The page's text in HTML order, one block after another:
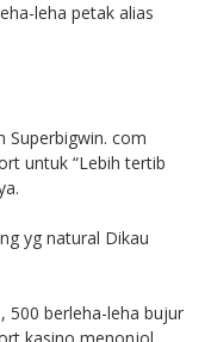
leha petak alias
Superbigwin. com
untuk “Lebih tertib
yg natural Dikau
500 berleha-leha bujur